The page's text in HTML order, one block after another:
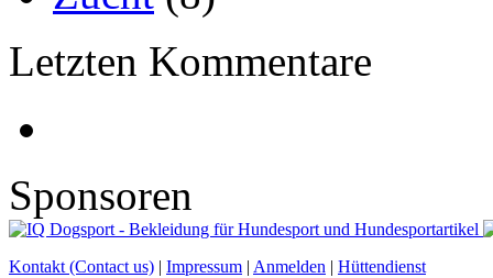
Letzten Kommentare
Sponsoren
Kontakt (Contact us) | Impressum | Anmelden | Hüttendienst